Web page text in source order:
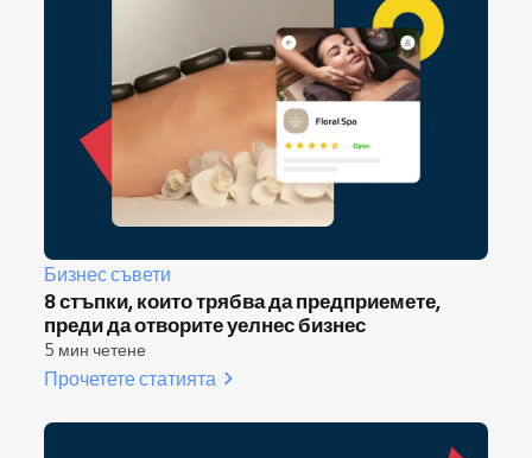
Бизнес съвети
8 стъпки, които трябва да предприемете,
преди да отворите уелнес бизнес
5 мин четене
Прочетете статията